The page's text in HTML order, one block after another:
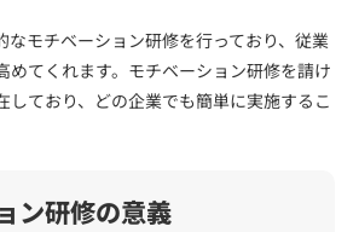
なモチベーション研修を行っており、従業
めてくれます。モチベーション研修を請け
しており、どの企業でも簡単に実施するこ
ン研修の意義